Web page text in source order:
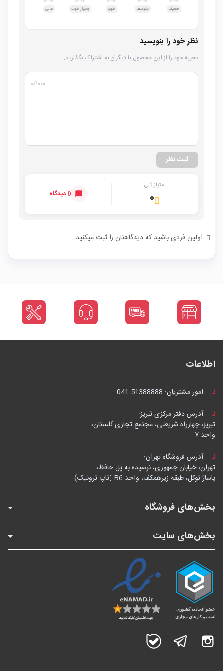
ضعیف متوسط خوب بسیار خوب عالی
نظر خود را بنویسید
تجربه خود را از این محصول با دیگران به اشتراک بگذارید.
۰/۱۰۰۰
ثبت نظر
امتیاز کلی
۰ 0 دیدگاه
اولین فردی باشید که دیدگاهتان را ثبت میکنید
اطلاعات
امور مشتریان: 041-51388888
آدرس دفتر مرکزی تبریز:
تبریز، چهارراه شریعتی، مجتمع تجاری گلستان،
واحد ۷
آدرس فروشگاه تهران:
تهران، خیابان جمهوری، نرسیده به پل حافظ،
پاساژ توکل، طبقه زیرهمکف، واحد B6 (تاپ ترونیک)
بخش‌های فروشگاه
بخش‌های سایت
اینستاگرام تلگرام